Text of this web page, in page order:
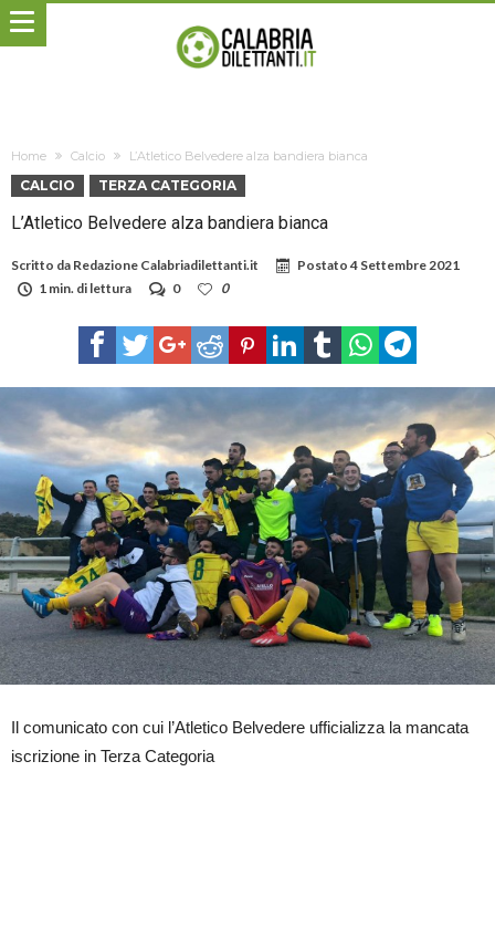
Home Calcio L’Atletico Belvedere alza bandiera bianca
CALCIO TERZA CATEGORIA
L’Atletico Belvedere alza bandiera bianca
Scritto da Redazione Calabriadilettanti.it Postato4 Settembre 2021
1 min. di lettura
0 0
Il comunicato con cui l’Atletico Belvedere ufficializza la mancata
iscrizione in Terza Categoria